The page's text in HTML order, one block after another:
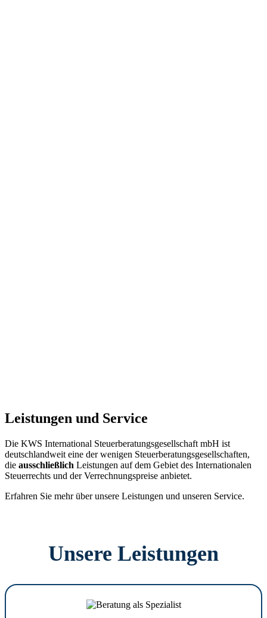
Leistungen und Service
Die KWS International Steuerberatungsgesellschaft mbH ist
deutschlandweit eine der wenigen Steuerberatungsgesellschaften,
die ausschließlich Leistungen auf dem Gebiet des Internationalen
Steuerrechts und der Verrechnungspreise anbietet.
Erfahren Sie mehr über unsere Leistungen und unseren Service.
Unsere Leistungen